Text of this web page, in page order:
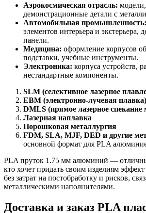
Аэрокосмическая отрасль:
демонстрационные детали с
Автомобильная промышленность:
элементов интерьера и экстерьера,
панели.
Медицина: оформление корпусов
подставки, учебные инструменты.
Электроника: корпуса устройств,
нестандартные компоненты.
SLM (селективное лазерное
EBM (электронно-лучевая плавка)
DMLS (прямое лазерное спекание
Лазерная наплавка
Порошковая металлургия
FDM, SLA, MJF, DED и другие
основной формат для PLA
PLA пруток 1.75 мм алюминий —
кто хочет придать своим изделиям
без затрат на постобработку и рисков,
металлическими наполнителями.
Доставка и заказ PLA